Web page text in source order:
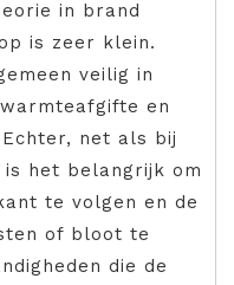
in brand
is zeer klein.
veilig in
en
net als bij
het belangrijk om
te volgen en de
of bloot te
die de